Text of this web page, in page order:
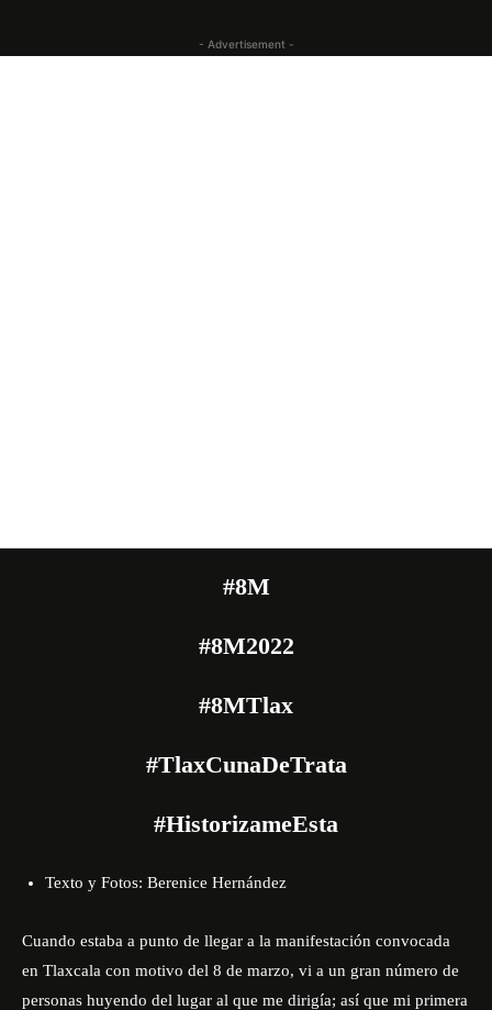
- Advertisement -
#8M
#8M2022
#8MTlax
#TlaxCunaDeTrata
#HistorizameEsta
Texto y Fotos: Berenice Hernández
Cuando estaba a punto de llegar a la manifestación convocada
en Tlaxcala con motivo del 8 de marzo, vi a un gran número de
personas huyendo del lugar al que me dirigía; así que mi primera